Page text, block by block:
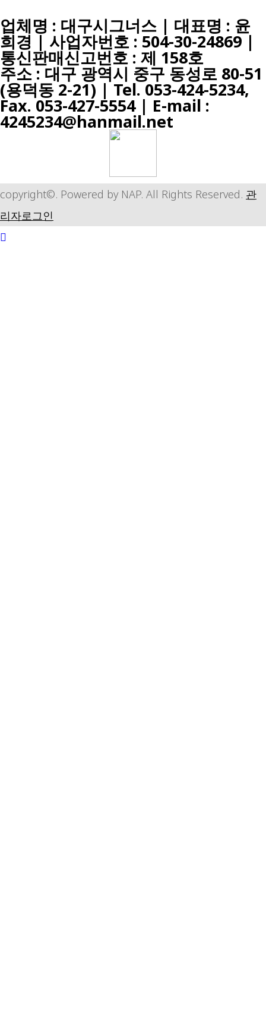
업체명 : 대구시그너스 | 대표명 : 윤
희경 | 사업자번호 : 504-30-24869 |
통신판매신고번호 : 제 158호
주소 : 대구 광역시 중구 동성로 80-51
(용덕동 2-21) |Tel. 053-424-5234,
Fax. 053-427-5554| E-mail :
4245234@hanmail.net
copyright©. Powered by NAP. All Rights Reserved. 관
리자로그인